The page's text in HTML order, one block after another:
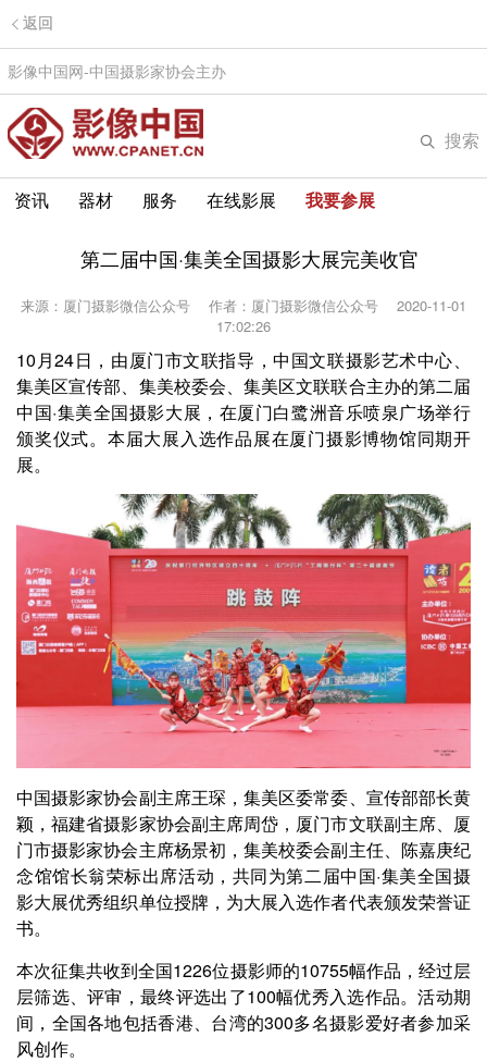
返回
影像中国网-中国摄影家协会主办
搜索
资讯 器材 服务 在线影展 我要参展
第二届中国·集美全国摄影大展完美收官
来源：厦门摄影微信公众号 作者：厦门摄影微信公众号
2020-11-01
17:02:26
10月24日，由厦门市文联指导，中国文联摄影艺术中心、
集美区宣传部、集美校委会、集美区文联联合主办的第二届
中国·集美全国摄影大展，在厦门白鹭洲音乐喷泉广场举行
颁奖仪式。本届大展入选作品展在厦门摄影博物馆同期开
展。
中国摄影家协会副主席王琛，集美区委常委、宣传部部长黄
颖，福建省摄影家协会副主席周岱，厦门市文联副主席、厦
门市摄影家协会主席杨景初，集美校委会副主任、陈嘉庚纪
念馆馆长翁荣标出席活动，共同为第二届中国·集美全国摄
影大展优秀组织单位授牌，为大展入选作者代表颁发荣誉证
书。
本次征集共收到全国1226位摄影师的10755幅作品，经过层
层筛选、评审，最终评选出了100幅优秀入选作品。活动期
间，全国各地包括香港、台湾的300多名摄影爱好者参加采
风创作。